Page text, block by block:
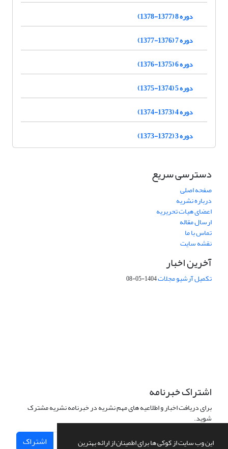
این وب سایت از کوکی ها برای اطمینان از ارائه بهترین
دوره 8 (1377-1378)
دوره 7 (1376-1377)
دوره 6 (1375-1376)
دوره 5 (1374-1375)
دوره 4 (1373-1374)
دوره 3 (1372-1373)
دسترسی سریع
صفحه اصلی
درباره نشریه
اعضای هیات تحریریه
ارسال مقاله
تماس با ما
نقشه سایت
آخرین اخبار
تکمیل آرشیو مجلات1404-05-08
اشتراک خبرنامه
برای دریافت اخبار و اطلاعیه های مهم نشریه در خبرنامه نشریه مشترک
شوید.
اشتراک